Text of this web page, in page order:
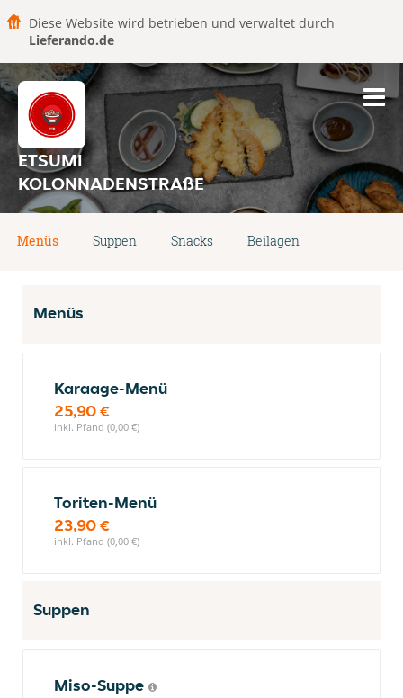
Diese Website wird betrieben und verwaltet durch
Lieferando.de
ETSUMI
KOLONNADENSTRAßE
Menüs Suppen Snacks Beilagen
Menüs
Karaage-Menü
25,90 €
inkl. Pfand (0,00 €)
Toriten-Menü
23,90 €
inkl. Pfand (0,00 €)
Suppen
Miso-Suppe